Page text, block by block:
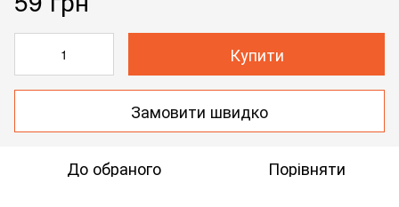
Купити
Замовити швидко
До обраного Порівняти